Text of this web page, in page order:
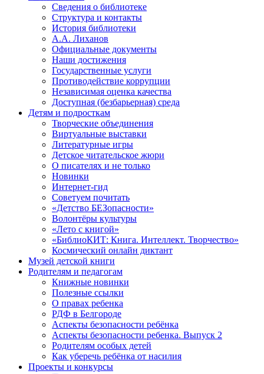
Сведения о библиотеке
Структура и контакты
История библиотеки
А.А. Лиханов
Официальные документы
Наши достижения
Государственные услуги
Противодействие коррупции
Независимая оценка качества
Доступная (безбарьерная) среда
Детям и подросткам
Творческие объединения
Виртуальные выставки
Литературные игры
Детское читательское жюри
О писателях и не только
Новинки
Интернет-гид
Советуем почитать
«Детство БЕЗопасности»
Волонтёры культуры
«Лето с книгой»
«БиблиоКИТ: Книга. Интеллект. Творчество»
Космический онлайн диктант
Музей детской книги
Родителям и педагогам
Книжные новинки
Полезные ссылки
О правах ребенка
РДФ в Белгороде
Аспекты безопасности ребёнка
Аспекты безопасности ребенка. Выпуск 2
Родителям особых детей
Как уберечь ребёнка от насилия
Проекты и конкурсы